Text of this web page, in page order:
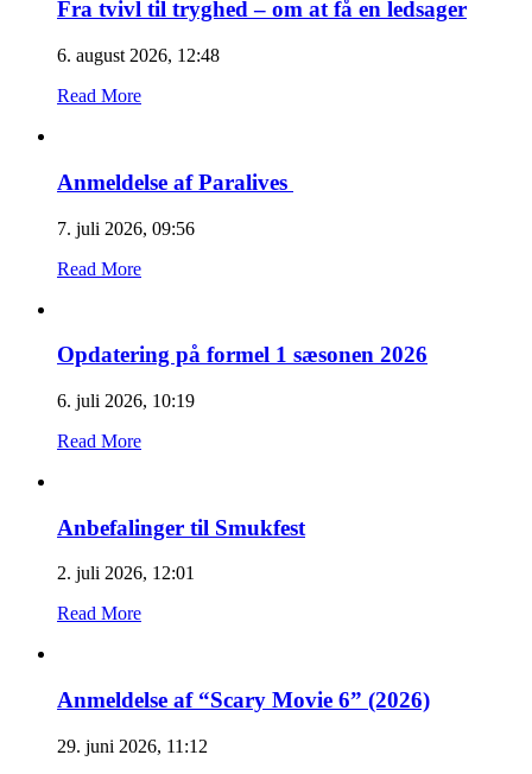
Fra tvivl til tryghed – om at få en ledsager
6. august 2026, 12:48
Read More
Anmeldelse af Paralives
7. juli 2026, 09:56
Read More
Opdatering på formel 1 sæsonen 2026
6. juli 2026, 10:19
Read More
Anbefalinger til Smukfest
2. juli 2026, 12:01
Read More
Anmeldelse af “Scary Movie 6” (2026)
29. juni 2026, 11:12